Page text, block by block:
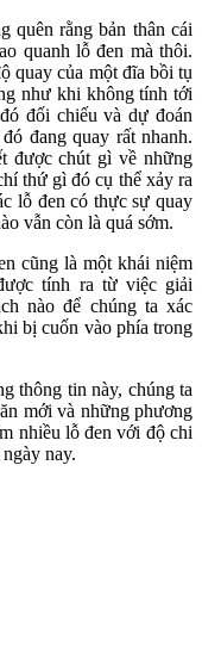
quên rằng bản thân cái
quanh lỗ đen mà thôi.
quay của một đĩa bồi tụ
như khi không tính tới
đối chiếu và dự đoán
đang quay rất nhanh.
được chút gì về những
thứ gì đó cụ thể xảy ra
lỗ đen có thực sự quay
vẫn còn là quá sớm.
cũng là một khái niệm
tính ra từ việc giải
nào để chúng ta xác
bị cuốn vào phía trong
thông tin này, chúng ta
mới và những phương
nhiều lỗ đen với độ chi
nay.